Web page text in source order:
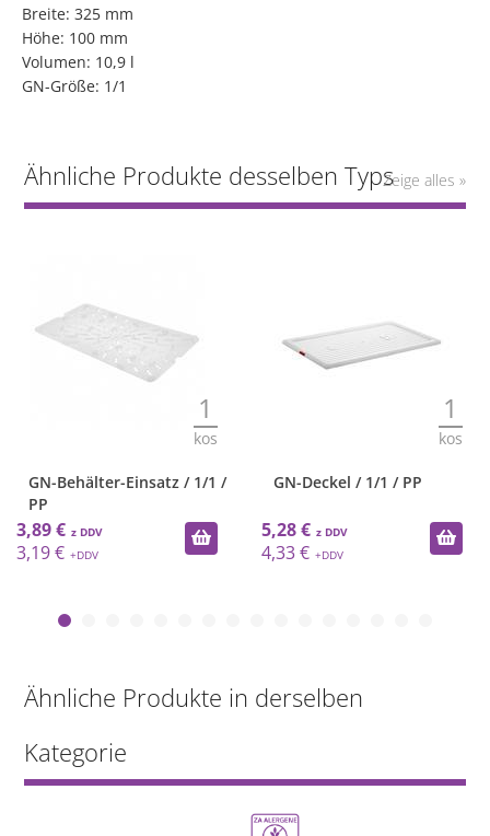
Breite: 325 mm
Höhe: 100 mm
Volumen: 10,9 l
GN-Größe: 1/1
Ähnliche Produkte desselben TypsZeige alles »
1
kos
GN-Behälter-Einsatz / 1/1 /
PP
3,89 €
3,19 €
1
kos
GN-Deckel / 1/1 / PP
5,28 €
4,33 €
Ähnliche Produkte in derselben
Kategorie